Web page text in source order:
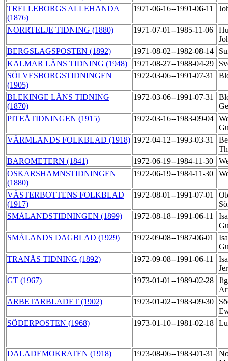
TRELLEBORGS ALLEHANDA
(1876)
1971-06-16--1991-06-11
NORRTELJE TIDNING (1880) 1971-07-01--1985-11-06
BERGSLAGSPOSTEN (1892)
1971-08-02--1982-08-14
KALMAR LÄNS TIDNING (1948)
1971-08-27--1988-04-29
SÖLVESBORGSTIDNINGEN
(1905)
1972-03-06--1991-07-31
BLEKINGE LÄNS TIDNING
(1870)
1972-03-06--1991-07-31
PITEÅTIDNINGEN (1915)
1972-03-16--1983-09-04
VÄRMLANDS FOLKBLAD (1918) 1972-04-12--1993-03-31
BAROMETERN (1841)
1972-06-19--1984-11-30
OSKARSHAMNSTIDNINGEN
(1880)
1972-06-19--1984-11-30
VÄSTERBOTTENS FOLKBLAD
(1917)
1972-08-01--1991-07-01
SMÅLANDSTIDNINGEN (1899)
1972-08-18--1991-06-11
SMÅLANDS DAGBLAD (1929)
1972-09-08--1987-06-01
TRANÅS TIDNING (1892)
1972-09-08--1991-06-11
GT (1967)
1973-01-01--1989-02-28
ARBETARBLADET (1902)
1973-01-02--1983-09-30
SÖDERPOSTEN (1968)
1973-01-10--1981-02-18
DALADEMOKRATEN (1918) 1973-08-06--1983-01-31